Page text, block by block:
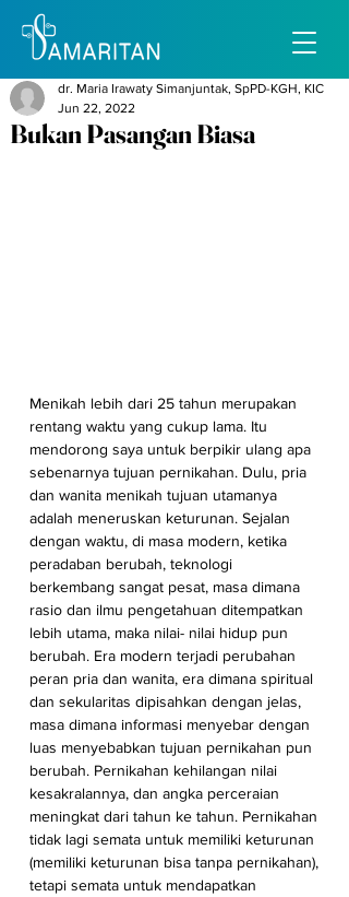
Bukan Pasangan Biasa
dr. Maria Irawaty Simanjuntak, SpPD-KGH, KIC
Jun 22, 2022
Menikah lebih dari 25 tahun merupakan
rentang waktu yang cukup lama. Itu
mendorong saya untuk berpikir ulang apa
sebenarnya tujuan pernikahan. Dulu, pria
dan wanita menikah tujuan utamanya
adalah meneruskan keturunan. Sejalan
dengan waktu, di masa modern, ketika
peradaban berubah, teknologi
berkembang sangat pesat, masa dimana
rasio dan ilmu pengetahuan ditempatkan
lebih utama, maka nilai- nilai hidup pun
berubah. Era modern terjadi perubahan
peran pria dan wanita, era dimana spiritual
dan sekularitas dipisahkan dengan jelas,
masa dimana informasi menyebar dengan
luas menyebabkan tujuan pernikahan pun
berubah. Pernikahan kehilangan nilai
kesakralannya, dan angka perceraian
meningkat dari tahun ke tahun. Pernikahan
tidak lagi semata untuk memiliki keturunan
(memiliki keturunan bisa tanpa pernikahan),
tetapi semata untuk mendapatkan